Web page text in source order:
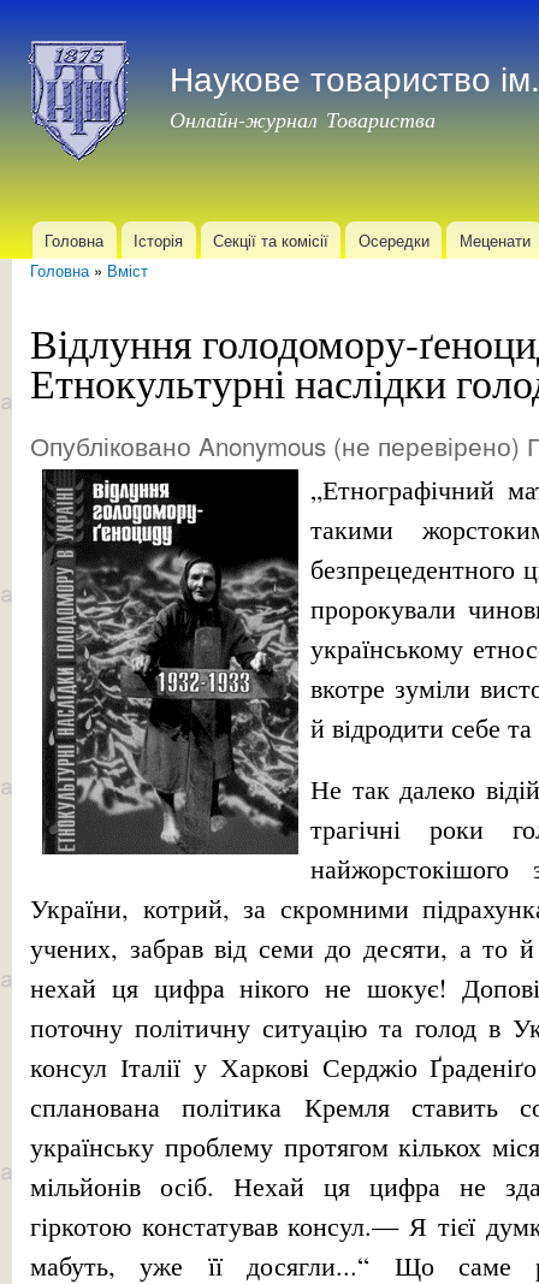
Наукове товариство
Онлайн-журнал Товариства
Головне меню
Головна Історія Секції та комісії Осередки Меценати
Головна» Вміст
Відлуння голодомору-
Етнокультурні наслідки
Опубліковано Anonymous (не перевірено)
„Етнографічний
такими
безпрецедентного
пророкували
українському
вкотре зуміли
й відродити себе
Не так далеко
трагічні роки
України, котрий, за скромними
учених, забрав від семи до десяти, а то й
нехай ця цифра нікого не шокує!
поточну політичну ситуацію та голод в
консул Італії у Харкові Серджіо
спланована політика Кремля ставить
українську проблему протягом кількох
мільйонів осіб. Нехай ця цифра не
гіркотою констатував консул.— Я тієї
мабуть, уже її досягли...“ Що саме